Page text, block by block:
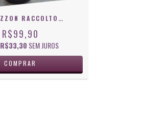
SCOMAZZON RACCOLTO MERLOT 750 ML
R$99,90
R$33,30 SEM JUROS